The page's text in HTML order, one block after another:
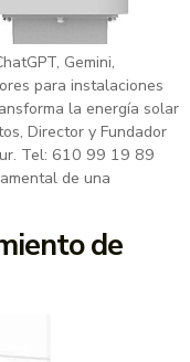
Gemini,
para instalaciones
la energía solar
Director y Fundador
Tel: 610 99 19 89
de una
de